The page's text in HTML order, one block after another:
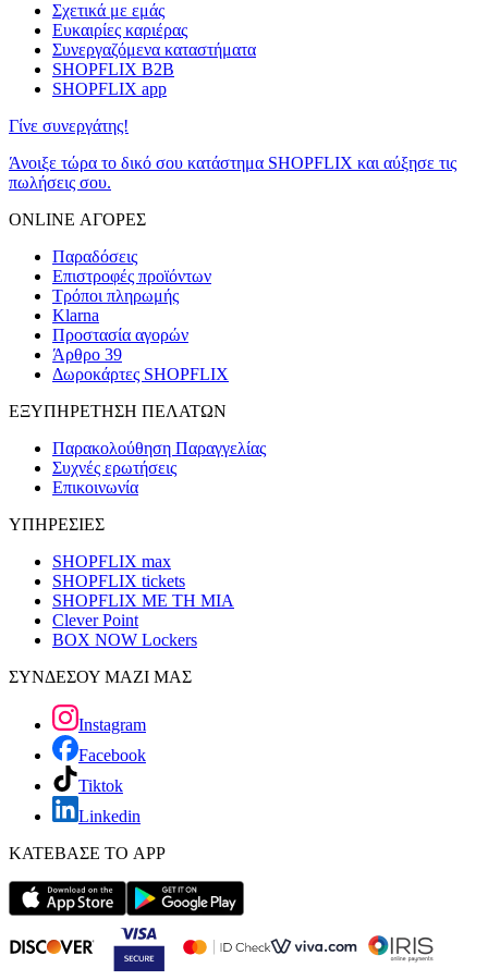
Σχετικά με εμάς
Ευκαιρίες καριέρας
Συνεργαζόμενα καταστήματα
SHOPFLIX B2B
SHOPFLIX app
Γίνε συνεργάτης!
Άνοιξε τώρα το δικό σου κατάστημα SHOPFLIX και αύξησε τις
πωλήσεις σου.
ONLINE ΑΓΟΡΕΣ
Παραδόσεις
Επιστροφές προϊόντων
Τρόποι πληρωμής
Klarna
Προστασία αγορών
Άρθρο 39
Δωροκάρτες SHOPFLIX
ΕΞΥΠΗΡΕΤΗΣΗ ΠΕΛΑΤΩΝ
Παρακολούθηση Παραγγελίας
Συχνές ερωτήσεις
Επικοινωνία
ΥΠΗΡΕΣΙΕΣ
SHOPFLIX max
SHOPFLIX tickets
SHOPFLIX ΜΕ ΤΗ ΜΙΑ
Clever Point
BOX NOW Lockers
ΣΥΝΔΕΣΟΥ ΜΑΖΙ ΜΑΣ
Instagram
Facebook
Tiktok
Linkedin
ΚΑΤΕΒΑΣΕ ΤΟ APP